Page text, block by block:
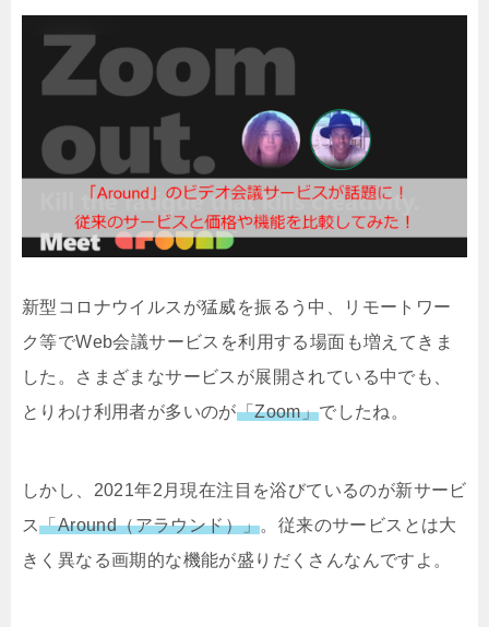
新型コロナウイルスが猛威を振るう中、リモートワー
ク等でWeb会議サービスを利用する場面も増えてきま
した。さまざまなサービスが展開されている中でも、
とりわけ利用者が多いのが「Zoom」でしたね。
しかし、2021年2月現在注目を浴びているのが新サービ
ス「Around（アラウンド）」。従来のサービスとは大
きく異なる画期的な機能が盛りだくさんなんですよ。